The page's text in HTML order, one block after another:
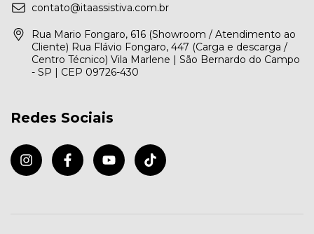
contato@itaassistiva.com.br
Rua Mario Fongaro, 616 (Showroom / Atendimento ao
Cliente) Rua Flávio Fongaro, 447 (Carga e descarga /
Centro Técnico) Vila Marlene | São Bernardo do Campo
- SP | CEP 09726-430
Redes Sociais